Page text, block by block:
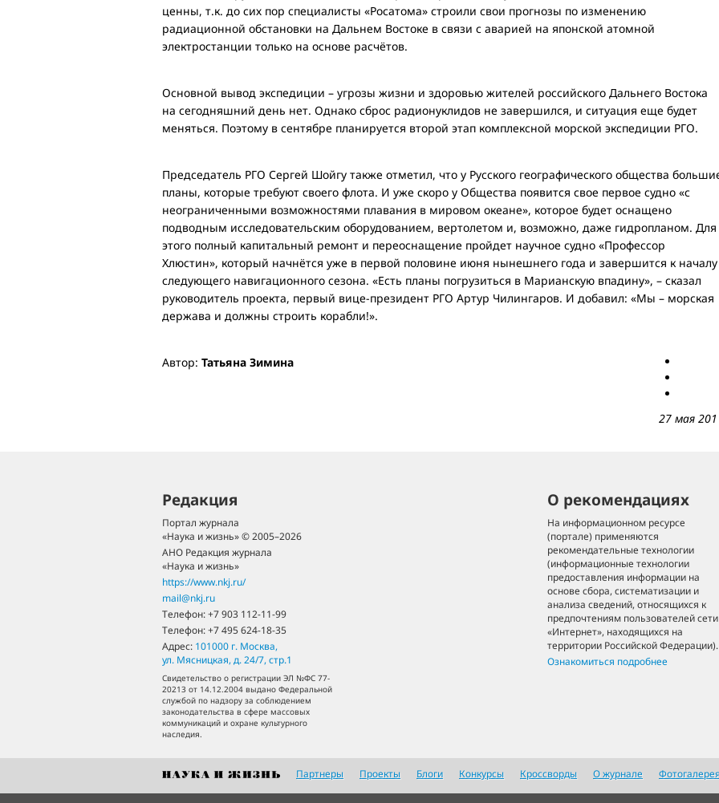
ценны, т.к. до сих пор специалисты «Росатома» строили свои прогнозы по изменению
радиационной обстановки на Дальнем Востоке в связи с аварией на японской атомной
электростанции только на основе расчётов.
Основной вывод экспедиции – угрозы жизни и здоровью жителей российского Дальнего Востока
на сегодняшний день нет. Однако сброс радионуклидов не завершился, и ситуация еще будет
меняться. Поэтому в сентябре планируется второй этап комплексной морской экспедиции РГО.
Председатель РГО Сергей Шойгу также отметил, что у Русского географического общества
планы, которые требуют своего флота. И уже скоро у Общества появится свое первое судно «с
неограниченными возможностями плавания в мировом океане», которое будет оснащено
подводным исследовательским оборудованием, вертолетом и, возможно, даже гидропланом. Для
этого полный капитальный ремонт и переоснащение пройдет научное судно «Профессор
Хлюстин», который начнётся уже в первой половине июня нынешнего года и завершится к началу
следующего навигационного сезона. «Есть планы погрузиться в Марианскую впадину», – сказал
руководитель проекта, первый вице-президент РГО Артур Чилингаров. И добавил: «Мы – морская
держава и должны строить корабли!».
27 мая
Автор: Татьяна Зимина
Редакция
Портал журнала
«Наука и жизнь» © 2005–2026
АНО Редакция журнала
«Наука и жизнь»
https://www.nkj.ru/
mail@nkj.ru
Телефон:+7 903 112-11-99
Телефон:+7 495 624-18-35
Адрес: 101000 г. Москва,
ул. Мясницкая, д. 24/7, стр.1
Свидетельство о регистрации ЭЛ №ФС 77-
20213 от 14.12.2004 выдано Федеральной
службой по надзору за соблюдением
законодательства в сфере массовых
коммуникаций и охране культурного
наследия.
О рекомендациях
На информационном ресурсе
(портале) применяются
рекомендательные технологии
(информационные технологии
предоставления информации на
основе сбора, систематизации и
анализа сведений, относящихся к
предпочтениям пользователей сети
«Интернет», находящихся на
территории Российской Федерации).
Ознакомиться подробнее
Партнеры Проекты Блоги Конкурсы Кроссворды О журнале